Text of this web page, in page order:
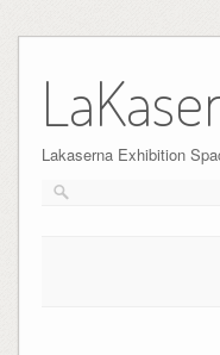
content
Lakaserna Exhibition